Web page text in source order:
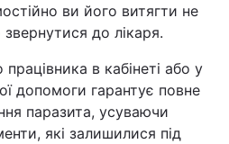
ви його витягти не
до лікаря.
в кабінеті або у
допомоги гарантує повне
паразита, усуваючи
які залишилися під